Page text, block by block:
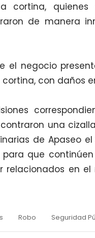
cortina,
de manera
el negocio
con daños
una
de Apaseo
para que
relacionados en
Robo Seguridad